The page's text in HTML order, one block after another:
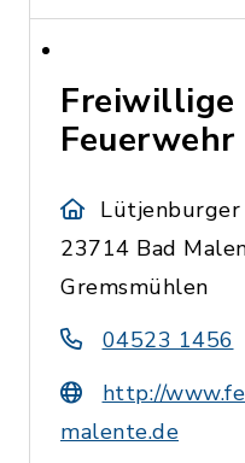
Freiwillige
23714 Bad
Gremsmühlen
04523 1456
http://
malente.de